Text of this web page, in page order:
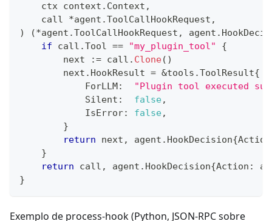
    ctx context
. Context ,
    call
*agent .ToolCallHookRequest ,
)
(*agent .ToolCallHookRequest , agent .
if call .Tool == "my_plugin_tool"
{
        next
:= call . Clone( )
        next
. HookResult = &tools .ToolResult{
            ForLLM
:
"Plugin tool executed
            Silent
: false,
            IsError
: false,
}
return next , agent . HookDecision{Action
}
return call , agent . HookDecision{Action :
}
Exemplo de process-hook (Python, JSON-RPC sobre